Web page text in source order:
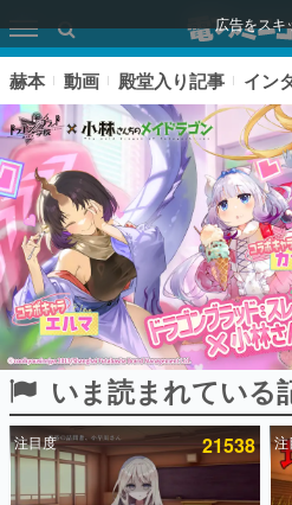
広告をスキ
ピックアップ
電ファミのいま読まれている記事ラ
赫本 動画 殿堂入り記事 イン
いま読まれている
注目度 21538 注